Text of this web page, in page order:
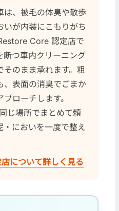
は、被毛の体臭や散歩
いが内装にこもりがち
Core 認定店で
断つ車内クリーニング
そのまま承れます。粗
、表面の消臭でごまか
ローチします。
じ場所でまとめて頼
・においを一度で整え
について詳しく見る